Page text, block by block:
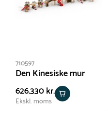
710597
Den Kinesiske mur
626.330 kr.
Ekskl. moms